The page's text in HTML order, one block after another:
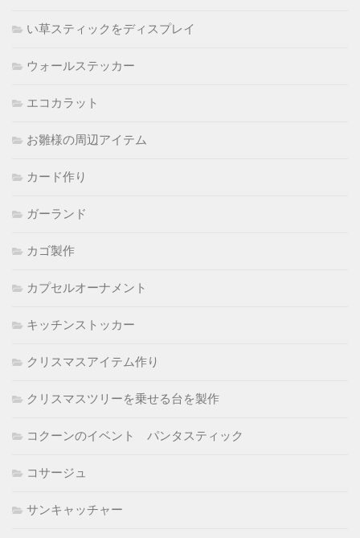
い草スティックをディスプレイ
ウォールステッカー
エコカラット
お雛様の周辺アイテム
カード作り
ガーランド
カゴ製作
カプセルオーナメント
キッチンストッカー
クリスマスアイテム作り
クリスマスツリーを乗せる台を製作
コクーンのイベント パンタスティック
コサージュ
サンキャッチャー